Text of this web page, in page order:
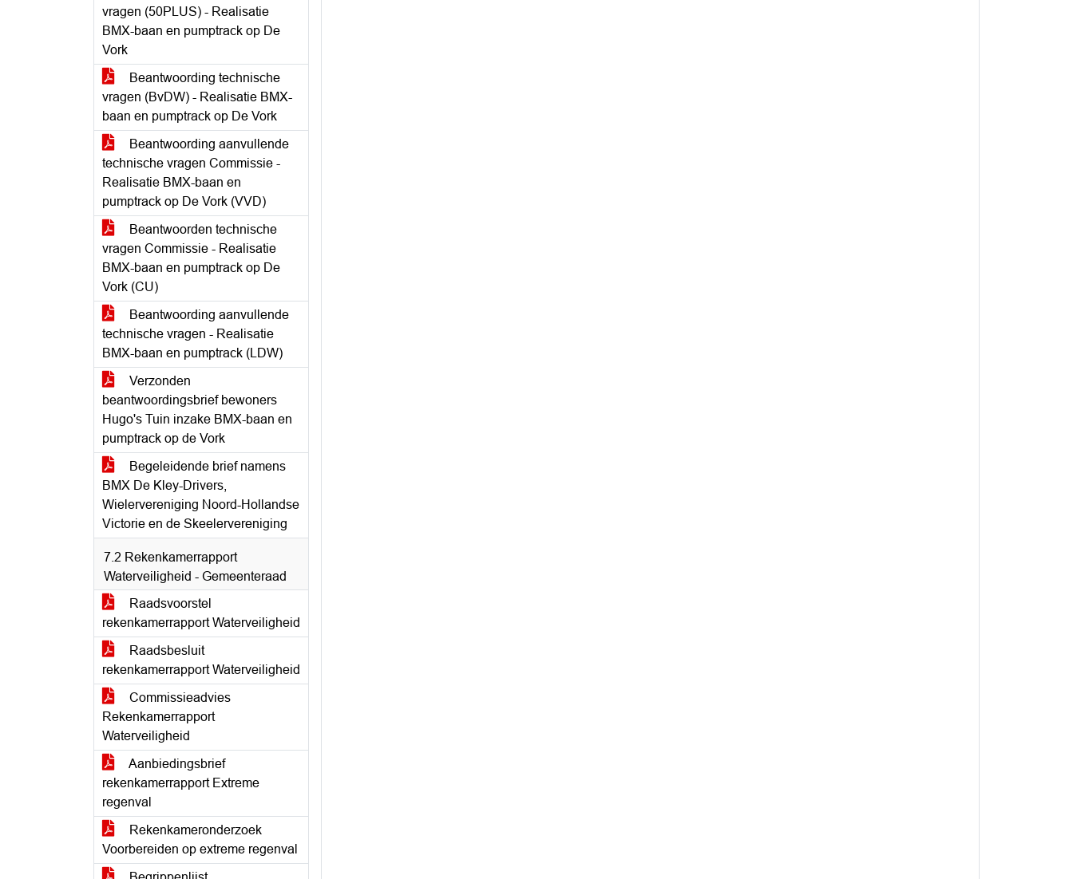
vragen (50PLUS) - Realisatie
BMX-baan en pumptrack op De
Vork
Beantwoording technische
vragen (BvDW) - Realisatie BMX-
baan en pumptrack op De Vork
Beantwoording aanvullende
technische vragen Commissie -
Realisatie BMX-baan en
pumptrack op De Vork (VVD)
Beantwoorden technische
vragen Commissie - Realisatie
BMX-baan en pumptrack op De
Vork (CU)
Beantwoording aanvullende
technische vragen - Realisatie
BMX-baan en pumptrack (LDW)
Verzonden
beantwoordingsbrief bewoners
Hugo's Tuin inzake BMX-baan en
pumptrack op de Vork
Begeleidende brief namens
BMX De Kley-Drivers,
Wielervereniging Noord-Hollandse
Victorie en de Skeelervereniging
7.2 Rekenkamerrapport
Waterveiligheid - Gemeenteraad
Raadsvoorstel
rekenkamerrapport Waterveiligheid
Raadsbesluit
rekenkamerrapport Waterveiligheid
Commissieadvies
Rekenkamerrapport
Waterveiligheid
Aanbiedingsbrief
rekenkamerrapport Extreme
regenval
Rekenkameronderzoek
Voorbereiden op extreme regenval